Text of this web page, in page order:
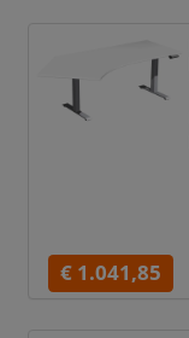
€ 1.041,85